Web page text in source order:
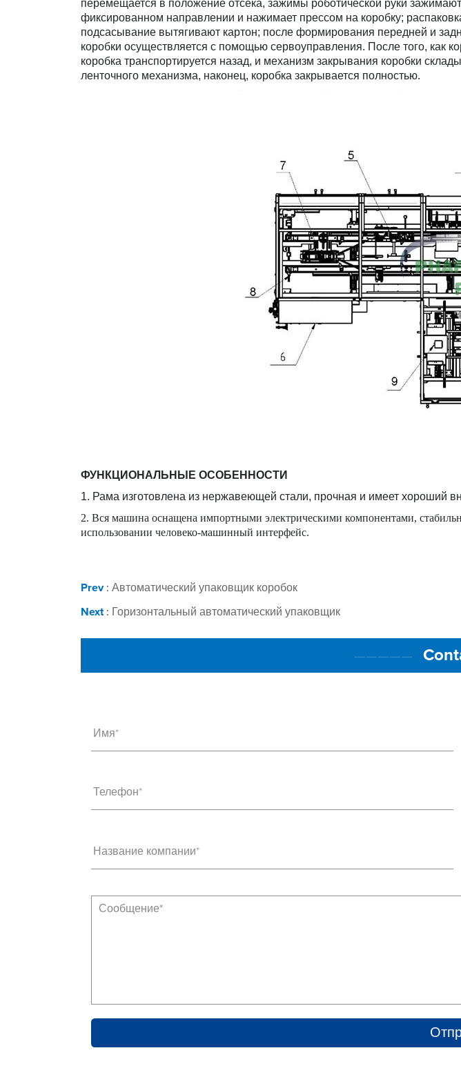
перемещается в положение отсека, зажимы роботической руки
фиксированном направлении и нажимает прессом на коробку;
подсасывание вытягивают картон; после формирования передней и
коробки осуществляется с помощью сервоуправления. После того, как
коробка транспортируется назад, и механизм закрывания коробки
ленточного механизма, наконец, коробка закрывается полностью.
ФУНКЦИОНАЛЬНЫЕ ОСОБЕННОСТИ
1. Рама изготовлена из нержавеющей стали, прочная и имеет хороший
2. Вся машина оснащена импортными электрическими компонентами,
использовании человеко-машинный интерфейс.
Prev: Автоматический упаковщик коробок
Next: Горизонтальный автоматический упаковщик
—————
Имя*
Телефон*
Название компании*